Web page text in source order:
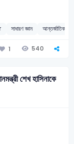
সাধারণ জ্ঞান আন্তর্জাতিক
1 540
শেখ হাসিনাকে